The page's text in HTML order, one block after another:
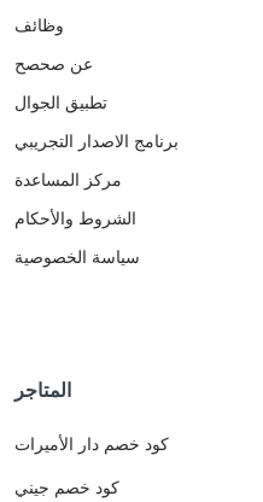
وظائف
عن صحصح
تطبيق الجوال
برنامج الاصدار التجريبي
مركز المساعدة
الشروط والأحكام
سياسة الخصوصية
المتاجر
كود خصم دار الأميرات
كود خصم جيني